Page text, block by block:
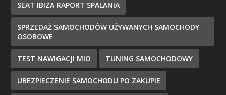
SEAT IBIZA RAPORT SPALANIA
SPRZEDAŻ SAMOCHODÓW UŻYWANYCH SAMOCHODY
OSOBOWE
TEST NAWIGACJI MIO TUNING SAMOCHODOWY
UBEZPIECZENIE SAMOCHODU PO ZAKUPIE